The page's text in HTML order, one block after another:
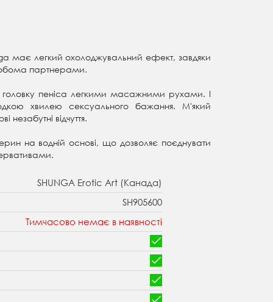
має легкий охолоджувальний ефект, завдяки
обома партнерами.
і головку пеніса легкими масажними рухами. І
хвилею сексуального бажання. М'який
відчуття.
на водній основі, що дозволяє поєднувати
SHUNGA Erotic Art (Канада)
SH905600
Тимчасово немає в наявності